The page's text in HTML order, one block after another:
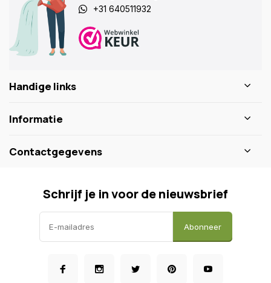
+31 640511932
Handige links
Informatie
Contactgegevens
Schrijf je in voor de nieuwsbrief
Abonneer